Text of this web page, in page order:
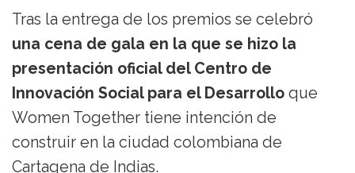
Tras la entrega de los premios se celebró
una cena de gala en la que se hizo la
presentación oficial del Centro de
Innovación Social para el Desarrollo que
Women Together tiene intención de
construir en la ciudad colombiana de
Cartagena de Indias.